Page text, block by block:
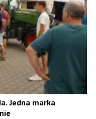
Jedna marka